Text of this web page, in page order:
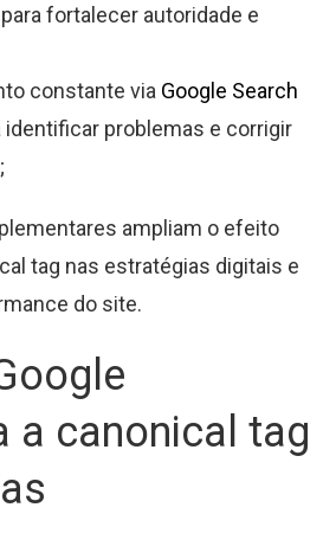
para fortalecer autoridade e
constante via Google Search
identificar problemas e corrigir
ampliam o efeito
tag nas estratégias digitais e
do site.
a canonical tag